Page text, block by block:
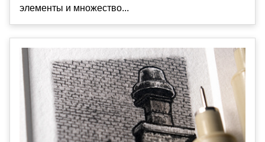
элементы и множество...